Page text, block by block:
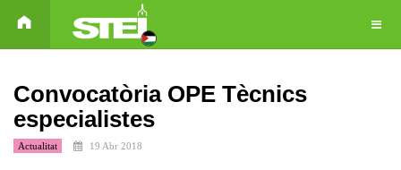
Convocatòria OPE Tècnics
especialistes
Actualitat 19 Abr 2018